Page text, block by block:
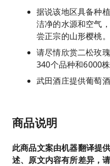
据说该地区具备种
洁净的水源和空气
尝正宗的山形樱桃。
请尽情欣赏二松玫
340个品种和6000株
武田酒庄提供葡萄酒
商品说明
此商品文案由机器翻译提
述、原文内容有所差异，请